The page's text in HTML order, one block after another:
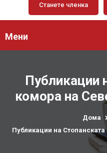
Станете членка
Мени
Публикации
комора на
Дома
Публикации на